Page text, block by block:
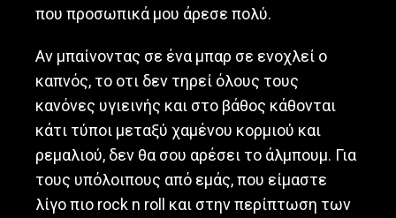
που προσωπικά μου άρεσε πολύ.
Αν μπαίνοντας σε ένα μπαρ σε ενοχλεί ο
καπνός, το οτι δεν τηρεί όλους τους
κανόνες υγιεινής και στο βάθος κάθονται
κάτι τύποι μεταξύ χαμένου κορμιού και
ρεμαλιού, δεν θα σου αρέσει το άλμπουμ. Για
τους υπόλοιπους από εμάς, που είμαστε
λίγο πιο rock n roll και στην περίπτωση των